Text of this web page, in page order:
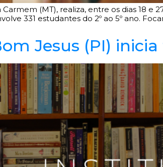
(MT), realiza, entre os dias 18 e
331 estudantes do 2º ao 5º ano.
Jesus (PI)